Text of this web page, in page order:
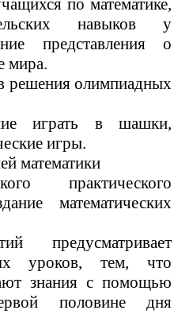
по математике,
навыков у
представления о
мира.
решения олимпиадных
играть в шашки,
игры.
математики
практического
математических
предусматривает
уроков, тем, что
знания с помощью
половине дня